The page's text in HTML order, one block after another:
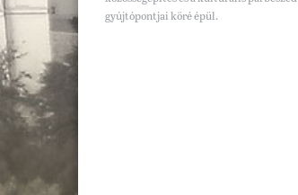
gyújtópontjai köré épül.